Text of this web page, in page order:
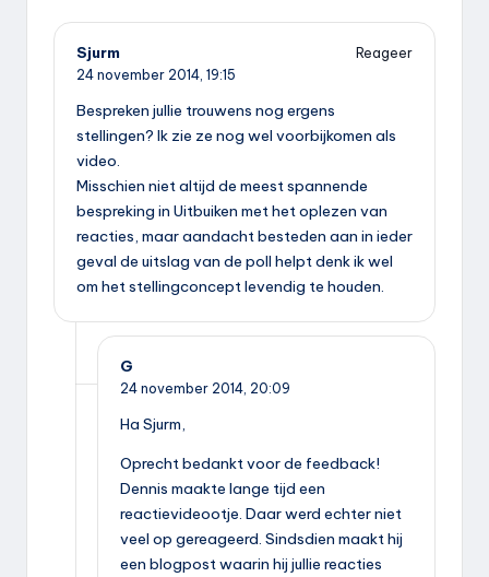
Sjurm
Reageer
24 november 2014, 19:15
Bespreken jullie trouwens nog ergens
stellingen? Ik zie ze nog wel voorbijkomen als
video.
Misschien niet altijd de meest spannende
bespreking in Uitbuiken met het oplezen van
reacties, maar aandacht besteden aan in ieder
geval de uitslag van de poll helpt denk ik wel
om het stellingconcept levendig te houden.
G
24 november 2014, 20:09
Ha Sjurm,
Oprecht bedankt voor de feedback!
Dennis maakte lange tijd een
reactievideootje. Daar werd echter niet
veel op gereageerd. Sindsdien maakt hij
een blogpost waarin hij jullie reacties